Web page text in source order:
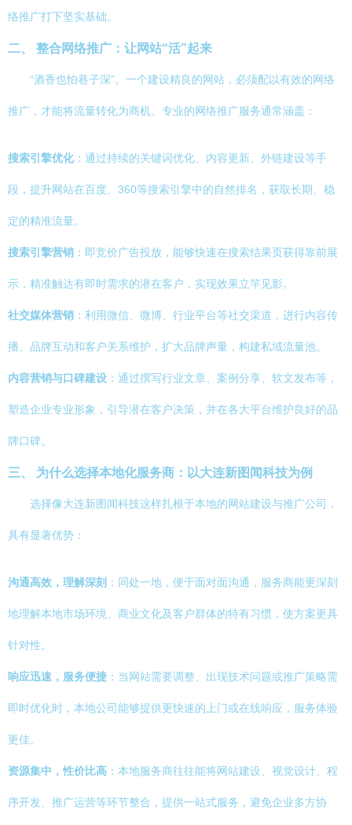
络推广打下坚实基础。
二、 整合网络推广：让网站“活”起来
“酒香也怕巷子深”。一个建设精良的网站，必须配以有效的网络
推广，才能将流量转化为商机。专业的网络推广服务通常涵盖：
搜索引擎优化：通过持续的关键词优化、内容更新、外链建设等手
段，提升网站在百度、360等搜索引擎中的自然排名，获取长期、稳
定的精准流量。
搜索引擎营销 ：即竞价广告投放，能够快速在搜索结果页获得靠前展
示，精准触达有即时需求的潜在客户，实现效果立竿见影。
社交媒体营销 ：利用微信、微博、行业平台等社交渠道，进行内容传
播、品牌互动和客户关系维护，扩大品牌声量，构建私域流量池。
内容营销与口碑建设 ：通过撰写行业文章、案例分享、软文发布等，
塑造企业专业形象，引导潜在客户决策，并在各大平台维护良好的品
牌口碑。
三、 为什么选择本地化服务商：以大连新图闻科技为例
选择像大连新图闻科技这样扎根于本地的网站建设与推广公司，
具有显著优势：
沟通高效，理解深刻 ：同处一地，便于面对面沟通，服务商能更深刻
地理解本地市场环境、商业文化及客户群体的特有习惯，使方案更具
针对性。
响应迅速，服务便捷 ：当网站需要调整、出现技术问题或推广策略需
即时优化时，本地公司能够提供更快速的上门或在线响应，服务体验
更佳。
资源集中，性价比高 ：本地服务商往往能将网站建设、视觉设计、程
序开发、推广运营等环节整合，提供一站式服务，避免企业多方协